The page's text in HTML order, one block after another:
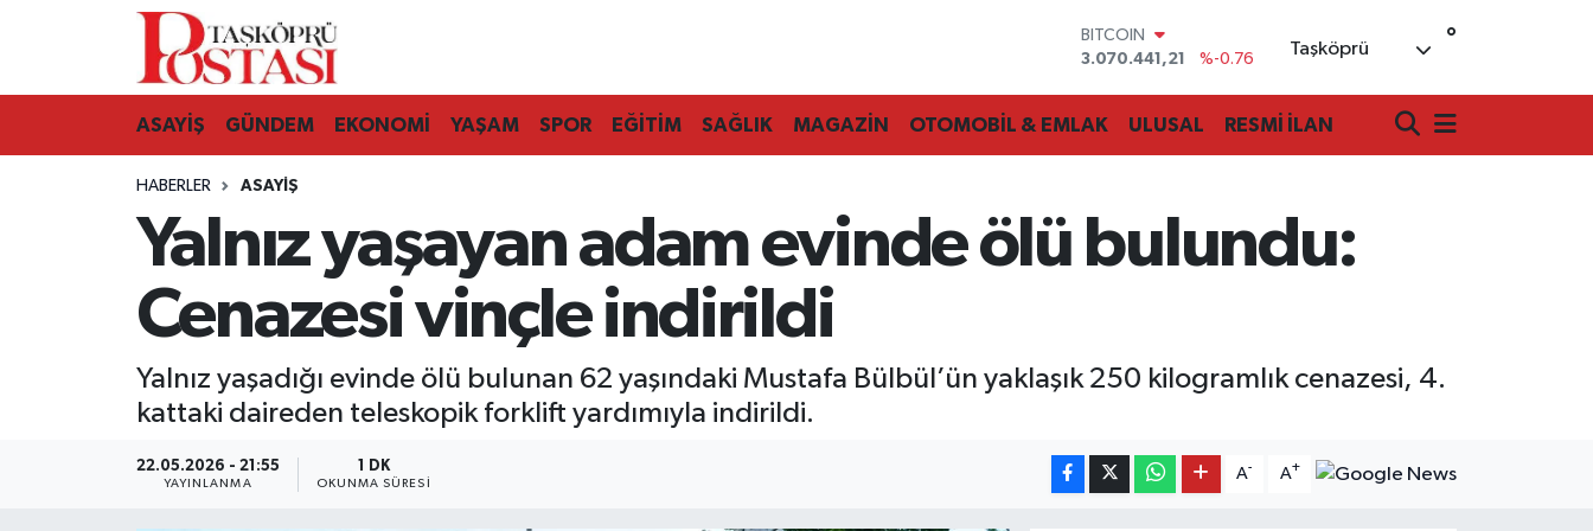
BITCOIN
3.070.441,21
%-0.76
EURO
55,0265
%0.01
6574.81
%1.44
Taşköprü °
ASAYİŞ GÜNDEM EKONOMİ YAŞAM SPOR EĞİTİM SAĞLIK MAGAZİN OTOMOBİL & EMLAK ULUSAL RESMİ İLAN
HABERLER ASAYIŞ
Yalnız yaşayan adam evinde ölü bulundu:
Cenazesi vinçle indirildi
Yalnız yaşadığı evinde ölü bulunan 62 yaşındaki Mustafa Bülbül’ün yaklaşık 250 kilogramlık cenazesi, 4.
kattaki daireden teleskopik forklift yardımıyla indirildi.
22.05.2026 - 21:55
YAYINLANMA
1 DK
OKUNMA SÜRESI
A- A+
Kastamonu Vefat Edenler
Araç Haberleri
Azdavay Haberleri
Bozkurt Haberleri